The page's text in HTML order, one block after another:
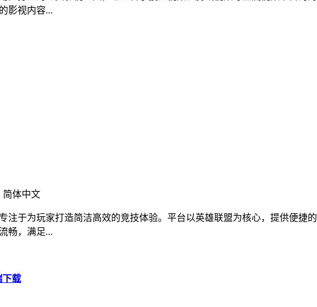
影视内容...
简体中文
注于为玩家打造简洁高效的竞技体验。平台以英雄联盟为核心，提供便捷
畅，满足...
下载